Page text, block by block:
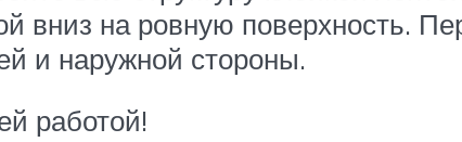
вниз на ровную поверхность.
и наружной стороны.
работой!